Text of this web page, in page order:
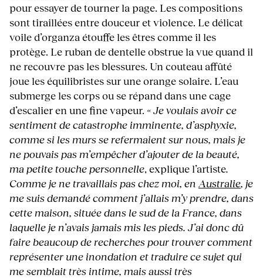
pour essayer de tourner la page. Les compositions
sont tiraillées entre douceur et violence. Le délicat
voile d’organza étouffe les êtres comme il les
protège. Le ruban de dentelle obstrue la vue quand il
ne recouvre pas les blessures. Un couteau affûté
joue les équilibristes sur une orange solaire. L’eau
submerge les corps ou se répand dans une cage
d’escalier en une fine vapeur. « Je voulais avoir ce
sentiment de catastrophe imminente, d’asphyxie,
comme si les murs se refermaient sur nous, mais je
ne pouvais pas m’empêcher d’ajouter de la beauté,
ma petite touche personnelle, explique l’artiste.
Comme je ne travaillais pas chez moi, en Australie, je
me suis demandé comment j’allais m’y prendre, dans
cette maison, située dans le sud de la France, dans
laquelle je n’avais jamais mis les pieds. J’ai donc dû
faire beaucoup de recherches pour trouver comment
représenter une inondation et traduire ce sujet qui
me semblait très intime, mais aussi très